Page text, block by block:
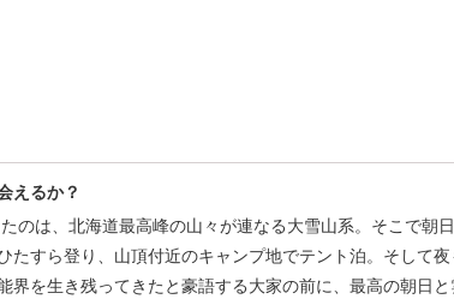
えるか？
のは、北海道最高峰の山々が連なる大雪山系。そこで朝
たすら登り、山頂付近のキャンプ地でテント泊。そして
を生き残ってきたと豪語する大家の前に、最高の朝日と